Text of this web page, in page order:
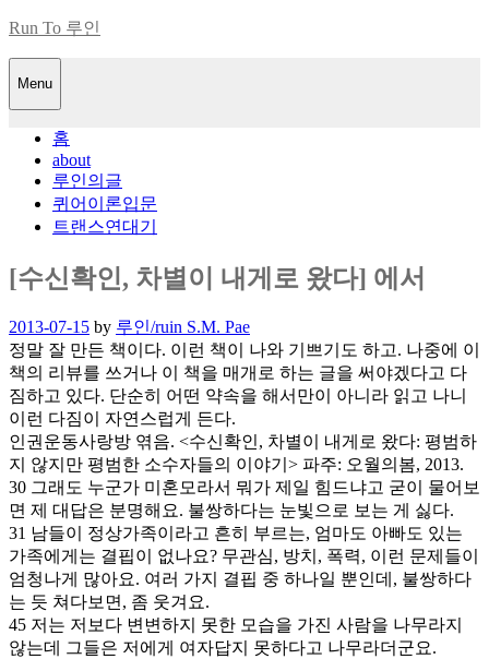
Skip
content
Run To 루인
Menu
홈
about
루인의글
퀴어이론입문
트랜스연대기
[수신확인, 차별이 내게로 왔다] 에서
Posted
on
2013-07-15 by 루인/ruin S.M. Pae
정말 잘 만든 책이다. 이런 책이 나와 기쁘기도 하고. 나중에 이
책의 리뷰를 쓰거나 이 책을 매개로 하는 글을 써야겠다고 다
짐하고 있다. 단순히 어떤 약속을 해서만이 아니라 읽고 나니
이런 다짐이 자연스럽게 든다.
인권운동사랑방 엮음. <수신확인, 차별이 내게로 왔다: 평범하
지 않지만 평범한 소수자들의 이야기> 파주: 오월의봄, 2013.
30 그래도 누군가 미혼모라서 뭐가 제일 힘드냐고 굳이 물어보
면 제 대답은 분명해요. 불쌍하다는 눈빛으로 보는 게 싫다.
31 남들이 정상가족이라고 흔히 부르는, 엄마도 아빠도 있는
가족에게는 결핍이 없나요? 무관심, 방치, 폭력, 이런 문제들이
엄청나게 많아요. 여러 가지 결핍 중 하나일 뿐인데, 불쌍하다
는 듯 쳐다보면, 좀 웃겨요.
45 저는 저보다 변변하지 못한 모습을 가진 사람을 나무라지
않는데 그들은 저에게 여자답지 못하다고 나무라더군요.